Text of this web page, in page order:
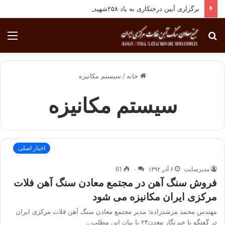
برگزاری آیین درختکاری به یاد ۲۵۸شهید شهرستان بافق
جستجو
برای
خانه / سیستم مکانیزه
سیستم مکانیزه
اخبار اصلی
مدیرسایت ۶ آذر ۱۳۹۲ ۰ 61
فروش سنگ آهن در مجتمع معادن سنگ آهن فلات
مرکزی ایران مکانیزه می شود
مهندس محمد مرشدزاده؛ مدیر مجتمع معادن سنگ آهن فلات مرکزی ایران
در گفتگو با خبرنگار معدن۲۴ با بیان این مطلب…